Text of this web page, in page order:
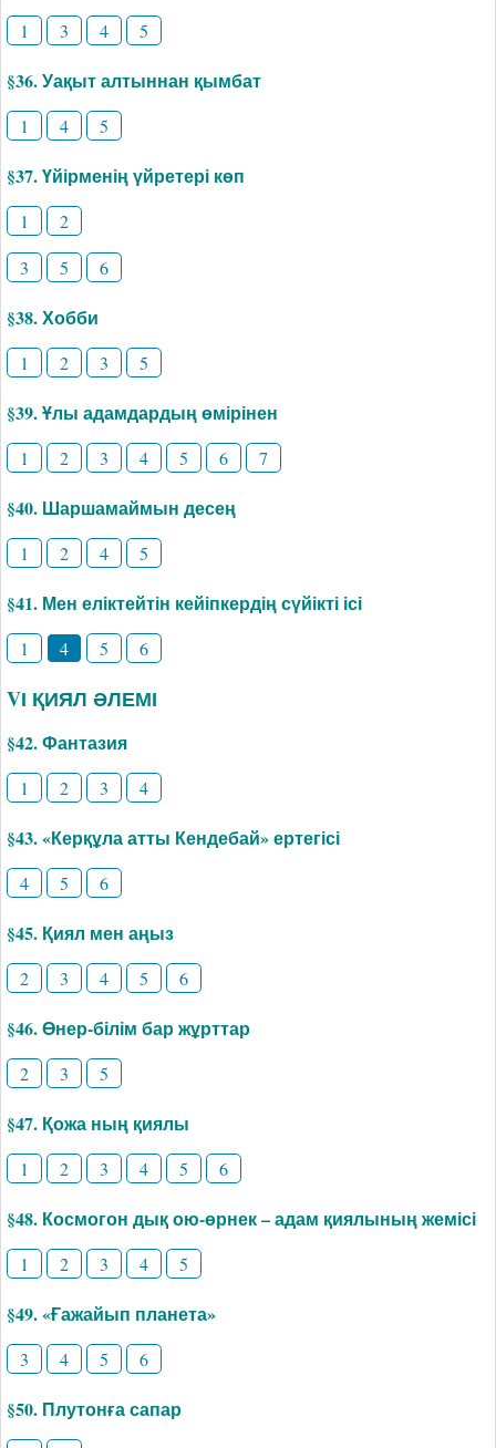
1 3 4 5
§36. Уақыт алтыннан қымбат
1 4 5
§37. Үйірменің үйретері көп
1
2
3
5 6
§38. Хобби
1 2 3 5
§39. Ұлы адамдардың өмірінен
1 2 3 4 5 6 7
§40. Шаршамаймын десең
1 2 4 5
§41. Мен еліктейтін кейіпкердің сүйікті ісі
1 4 5 6
VІ ҚИЯЛ ӘЛЕМІ
§42. Фантазия
1 2 3 4
§43. «Керқұла атты Кендебай» ертегісі
4 5 6
§45. Қиял мен аңыз
2 3 4 5 6
§46. Өнер-білім бар жұрттар
2 3 5
§47. Қожа ның қиялы
1 2 3 4 5 6
§48. Космогон дық ою-өрнек – адам қиялының жемісі
1 2 3 4 5
§49. «Ғажайып планета»
3 4 5 6
§50. Плутонға сапар